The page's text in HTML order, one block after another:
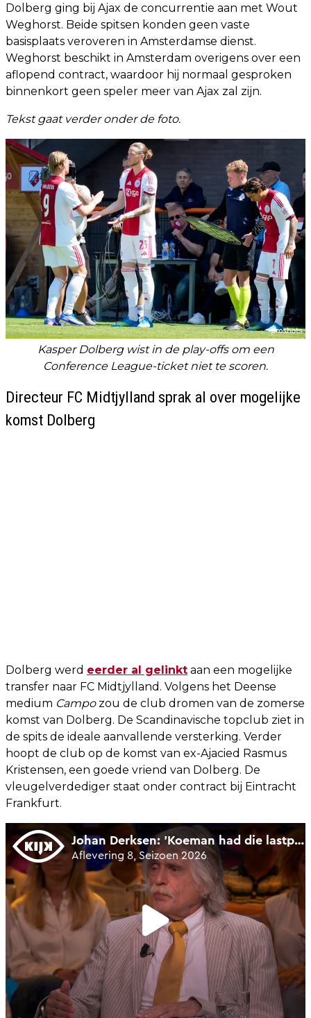
Dolberg ging bij Ajax de concurrentie aan met Wout
Weghorst. Beide spitsen konden geen vaste
basisplaats veroveren in Amsterdamse dienst.
Weghorst beschikt in Amsterdam overigens over een
aflopend contract, waardoor hij normaal gesproken
binnenkort geen speler meer van Ajax zal zijn.
Tekst gaat verder onder de foto.
Kasper Dolberg wist in de play-offs om een
Conference League-ticket niet te scoren.
Directeur FC Midtjylland sprak al over mogelijke
komst Dolberg
Dolberg werd eerder al gelinkt aan een mogelijke
transfer naar FC Midtjylland. Volgens het Deense
medium Campozou de club dromen van de zomerse
komst van Dolberg. De Scandinavische topclub ziet in
de spits de ideale aanvallende versterking. Verder
hoopt de club op de komst van ex-Ajacied Rasmus
Kristensen, een goede vriend van Dolberg. De
vleugelverdediger staat onder contract bij Eintracht
Frankfurt.